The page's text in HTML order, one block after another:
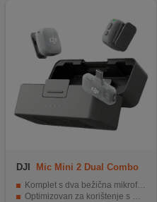
DJI
Mic Mini 2 Dual Combo
Komplet s dva bežična mikrofona za snimanje dvije osobe
Optimizovan za korištenje s mobilnim uređajima